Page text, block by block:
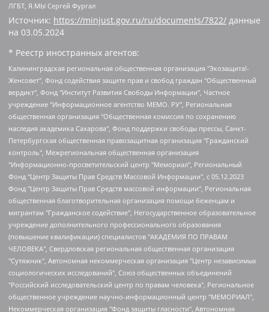
ЛГБТ, Я.МЫ Сергей Фургал
Источник: https://minjust.gov.ru/ru/documents/7822/ данные
на 03.05.2024
* Реестр иностранных агентов:
Калининградская региональная общественная организация "Экозащита!-Женсовет", Фонд содействия защите прав и свобод граждан "Общественный вердикт", Фонд "Институт Развития Свободы Информации", Частное учреждение "Информационное агентство МЕМО. РУ", Региональная общественная организация "Общественная комиссия по сохранению наследия академика Сахарова", Фонд поддержки свободы прессы, Санкт-Петербургская общественная правозащитная организация "Гражданский контроль", Межрегиональная общественная организация "Информационно-просветительский центр "Мемориал", Региональный Фонд "Центр Защиты Прав Средств Массовой Информации", с 05.12.2023 Фонд "Центр Защиты Прав Средств массовой информации", Региональная общественная благотворительная организация помощи беженцам и мигрантам "Гражданское содействие", Негосударственное образовательное учреждение дополнительного профессионального образования (повышение квалификации) специалистов "АКАДЕМИЯ ПО ПРАВАМ ЧЕЛОВЕКА", Свердловская региональная общественная организация "Сутяжник", Автономная некоммерческая организация "Центр независимых социологических исследований", Союз общественных объединений "Российский исследовательский центр по правам человека", Региональное общественное учреждение научно-информационный центр "МЕМОРИАЛ", Некоммерческая организация "Фонд защиты гласности", Автономная некоммерческая организация "Институт прав человека", Городская общественная организация "Екатеринбургское общество "МЕМОРИАЛ", Городская общественная организация "Рязанское историко-просветительское и правозащитное общество "Мемориал" (Рязанский Мемориал), Челябинский региональный орган общественной самодеятельности – женское общественное объединение "Женщины Евразии", Челябинский региональный орган общественной самодеятельности "Уральская правозащитная группа", Фонд содействия защите здоровья и социальной справедливости имени Андрея Рылькова, Автономная Некоммерческая Организация "Аналитический Центр Юрия Левады", Автономная некоммерческая организация социальной поддержки населения "Проект Апрель", Региональная общественная организация помощи женщинам и детям, находящимся в кризисной ситуации "Информационно-методический центр "Анна", Фонд содействия развитию массовых коммуникаций и правовому просвещению "Так-так-Так", Фонд содействия устойчивому развитию "Серебряная тайга", Свердловский региональный общественный фонд социальных проектов "Новое время", "Idel.Реалии", Кавказ.Реалии, Крым.Реалии, Телеканал Настоящее Время, Татаро-башкирская служба Радио Свобода (Azatliq Radiosi), Радио Свободная Европа/Радио Свобода (PCE/PC), "Сибирь.Реалии", "Фактограф", Благотворительный фонд помощи осужденным и их семьям, Автономная некоммерческая организация "Институт глобализации и социальных движений", Фонд "В защиту прав заключенных", Частное учреждение "Центр поддержки и содействия развитию средств массовой информации", Пензенский региональный общественный благотворительный фонд "Гражданский союз", "Север.Реалии", Некоммерческая организация Фонд "Правовая инициатива", Общество с ограниченной ответственностью "Радио Свободная Европа/Радио Свобода", Чешское информационное агентство "MEDIUM-ORIENT", Красноярская региональная общественная организация "Мы против СПИДа", Камалягин Денис Николаевич, Маркелов Сергей Евгеньевич, Пономарев Лев Александрович, Савицкая Людмила Алексеевна, Автономная некоммерческая организация "Центр по работе с проблемой насилия "НАСИЛИЮ.НЕТ", Межрегиональный профессиональный союз работников здравоохранения "Альянс врачей", Юридическое лицо, зарегистрированное в Латвийской Республике, SIA "Medusa Project" (регистрационный номер 40103797863, дата регистрации 10.06.2014), Некоммерческая организация "Фонд по борьбе с коррупцией", Автономная некоммерческая организация "Институт права и публичной политики", Баданин Роман Сергеевич, Гликин Максим Александрович, Железнова Мария Михайловна, Лукьянова Юлия Сергеевна, Маетная Елизавета Витальевна, Маняхин Петр Борисович, Чуракова Ольга Владимировна, Ярош Юлия Петровна, Юридическое лицо "The Insider SIA", зарегистрированное в Риге, Латвийская Республика (дата регистрации 26.06.2015), являющееся администратором доменного имени интернет-издания "The Insider SIA", https://theins.ru, Постернак Алексей Евгеньевич, Рубин Михаил Аркадьевич, Анин Роман Александрович, Юридическое лицо Istories fonds, зарегистрированное в Латвийской Республике (регистрационный номер 50008295751, дата регистрации 24.02.2020), Великовский Дмитрий Александрович, Долинина Ирина Николаевна, Мароховская Алеся Алексеевна, Шлейнов Роман Юрьевич, Шмагун Олеся Валентиновна, Общество с ограниченной ответственностью "Альтаир 2021", Общество с ограниченной ответственностью "Вега 2021", Общество с ограниченной ответственностью "Главный редактор 2021", Общество с ограниченной ответственностью "Ромашки монолит", Важенков Артем Валерьевич, Ивановская областная общественная организация "Центр гендерных исследований", Гурман Юрий Альбертович, Медиапроект "ОВД-Инфо", Егоров Владимир Владимирович, Жилинский Владимир Александрович, Общество с ограниченной ответственностью "ЗП", Иванова София Юрьевна, Карезина Инна Павловна, Кильтау Екатерина Викторовна, Петров Алексей Викторович, Пискунов Сергей Евгеньевич, Смирнов Сергей Сергеевич, Тихонов Михаил Сергеевич, Общество с ограниченной ответственностью "ЖУРНАЛИСТ-ИНОСТРАННЫЙ АГЕНТ", Арапова Галина Юрьевна, Вольтская Татьяна Анатольевна, Американская компания "Mason G.E.S. Anonymous Foundation" (США), являющаяся владельцем интернет-издания https://mnews.world/, Компания "Stichting Bellingcat", зарегистрированная в Нидерландах (дата регистрации 11.07.2018), Захаров Андрей Вячеславович, Клепиковская Екатерина Дмитриевна, Общество с ограниченной ответственностью "МЕМО", Перл Роман Александрович, Симонов Евгений Алексеевич, Соловьева Елена Анатольевна, Сотников Даниил Владимирович, Сурначева Елизавета Дмитриевна, Автономная некоммерческая организация по защите прав человека и информированию населения "Якутия – Наше Мнение", Общество с ограниченной ответственностью "Москоу диджитал медиа", с 26.01.2023 Общество с ограниченной ответственностью "Чайка Белые сады", Ветошкина Валерия Валерьевна, Заговора Максим Александрович, Межрегиональное общественное движение "Российская ЛГБТ - сеть", Оленичев Максим Владимирович, Павлов Иван Юрьевич, Скворцова Елена Сергеевна, Общество с ограниченной ответственностью "Как бы инагент", Кочетков Игорь Викторович, Общество с ограниченной ответственностью "Честные выборы", Еланчик Олег Александрович, Общество с ограниченной ответственностью "Нобелевский призыв", Гималова Регина Эмилевна, Григорьев Андрей Валерьевич, Григорьева Алина Александровна, Ассоциация по содействию защите прав призывников, альтернативнослужащих и военнослужащих "Правозащитная группа "Гражданин.Армия.Право", Хисамова Регина Фаритовна, Автономная некоммерческая организация по реализации социально-правовых программ "Лилит", Дальневосточное общественное движение "Маяк", Санкт-Петербургская ЛГБТ-инициативная группа "Выход", Инициативная группа ЛГБТ+ "Реверс", Алексеев Андрей Викторович, Бекбулатова Таисия Львовна, Беляев Иван Михайлович, Владыкина Елена Сергеевна, Гельман Марат Александрович, Никульшина Вероника Юрьевна, Толоконникова Надежда Андреевна, Шендерович Виктор Анатольевич, Общество с ограниченной ответственностью "Данное сообщение", Общество с ограниченной ответственностью Издательский дом "Новая глава", Айнбиндер Александра Александровна, Московский комьюнити-центр для ЛГБТ+инициатив, Благотворительный фонд развития филантропии, Deutsche Welle (Германия, Kurt-Schumacher-Strasse 3, 53113 Bonn), Борзунова Мария Михайловна, Воробьев Виктор Викторович, Голубева Анна Львовна, Константинова Алла Михайловна, Малкова Ирина Владимировна, Мурадов Мурад Абдулгалимович, Осетинская Елизавета Николаевна, Понасенков Евгений Николаевич, Ганапольский Матвей Юрьевич, Киселев Евгений Алексеевич, Борухович Ирина Григорьевна, Дремин Иван Тимофеевич, Дубровский Дмитрий Викторович, Красноярская региональная общественная организация поддержки и развития альтернативных образовательных технологий и межкультурных коммуникаций "ИНТЕРРА", Маяковская Екатерина Алексеевна, Фейгин Марк Захарович, Филимонов Андрей Викторович, Дзугкоева Регина Николаевна, Доброхотов Роман Александрович, Дудь Юрий Александрович, Елкин Сергей Владимирович, Кругликов Кирилл Игоревич, Сабунаева Мария Леонидовна, Семенов Алексей Владимирович, Шаинян Карен Багратович, Шульман Екатерина Михайловна, Асафьев Артур Валерьевич, Вахштайн Виктор Семенович, Венедиктов Алексей Алексеевич, Лушникова Екатерина Евгеньевна, Волков Леонид Михайлович, Невзоров Александр Глебович, Пархоменко Сергей Борисович, Сироткин Ярослав Николаевич, Кара-Мурза Владимир Владимирович, Баранова Наталья Владимировна, Гозман Леонид Яковлевич, Кагарлицкий Борис Юльевич, Климарев Михаил Валерьевич, Милов Владимир Станиславович, Автономная некоммерческая организация Краснодарский центр современного искусства "Типография", Моргенштерн Алишер Тагирович, Соболь Любовь Эдуардовна, Общество с ограниченной ответственностью "ЛИЗА НОРМ", Каспаров Гарри Кимович, Ходорковский Михаил Борисович, Общество с ограниченной ответственностью "Апрельские тезисы", Данилович Ирина Брониславовна, Кашин Олег Владимирович, Петров Николай Владимирович, Пивоваров Алексей Владимирович, Соколов Михаил Владимирович, Цветкова Юлия Владимировна, Чичваркин Евгений Александрович, Комитет против пыток/Команда против пыток, Общество с ограниченной ответственностью "Первый научный", Общество с ограниченной ответственностью "Вертолет и ко", Белоцерковская Вероника Борисовна, Кац Максим Евгеньевич, Лазарева Татьяна Юрьевна, Шаведдинов Руслан Табризович, Яшин Илья Валерьевич, Общество с ограниченной ответственностью "Иноагент ААВ", Алешковский Дмитрий Петрович, Альбац Евгения Марковна, Быков Дмитрий Львович, Галямина Юлия Евгеньевна, Лойко Сергей Леонидович, Мартынов Кирилл Константинович, Медведев Сергей Александрович, Крашенинников Федор Геннадиевич, Гордеева Катерина Вл